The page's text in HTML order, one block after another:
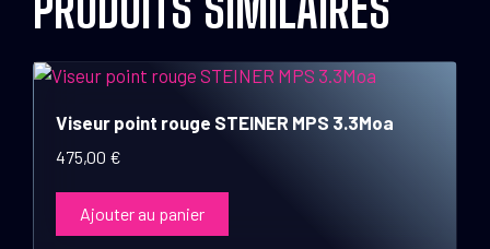
Viseur point rouge STEINER MPS 3.3Moa
475,00 €
Ajouter au panier